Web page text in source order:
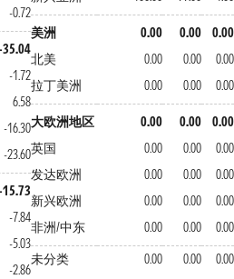
-0.72
-1.72
6.58
-16.30
-23.60
-7.84
-5.03
-2.86
美洲 0.00 0.00
0.00
北美
0.00 0.00
0.00
拉丁美洲
0.00 0.00 0.00
大欧洲地区 0.00 0.00
0.00
英国
0.00 0.00
0.00
发达欧洲
0.00 0.00
0.00
新兴欧洲
0.00 0.00
0.00
非洲/中东
0.00 0.00
0.00
未分类
0.00 0.00 0.00